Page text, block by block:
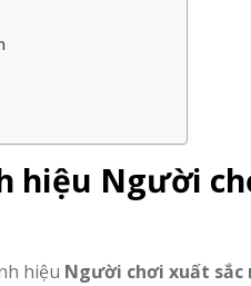
hiệu Người
hiệu Người chơi xuất sắc